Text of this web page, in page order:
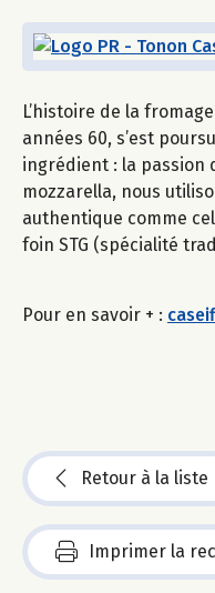
L’histoire de la
années 60, s’est
ingrédient : la passion
mozzarella, nous
authentique comme
foin STG (spécialité
Pour en savoir + :
Retour à la liste
Imprimer la